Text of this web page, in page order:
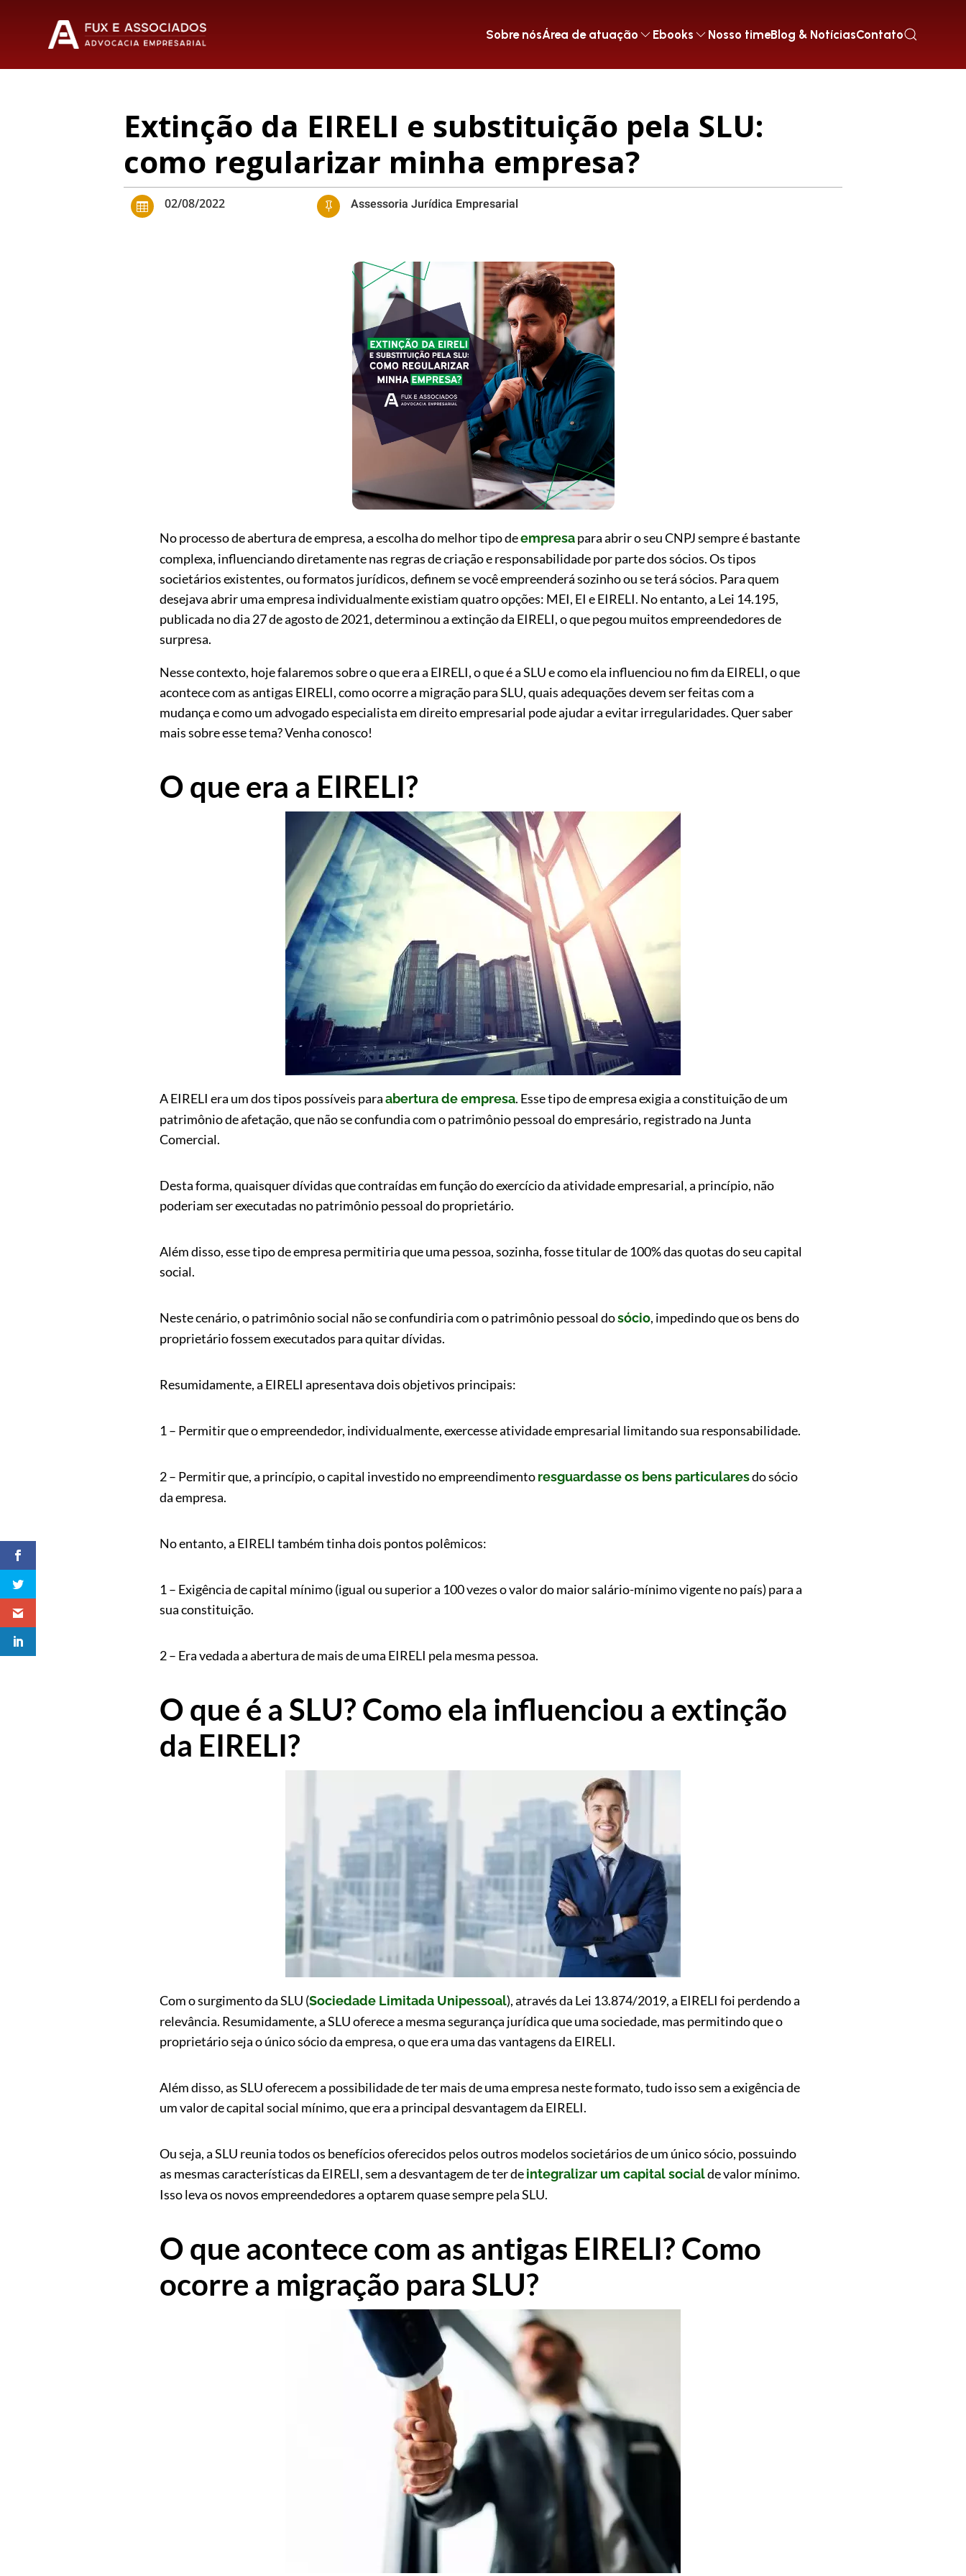
Sobre nósÁrea de atuação Ebooks Nosso timeBlog & NotíciasContato
Extinção da EIRELI e substituição pela SLU:
como regularizar minha empresa?
 02/08/2022  Assessoria Jurídica Empresarial
No processo de abertura de empresa, a escolha do melhor tipo deempresapara abrir o seu CNPJ sempre é bastante
complexa, influenciando diretamente nas regras de criação e responsabilidade por parte dos sócios. Os tipos
societários existentes, ou formatos jurídicos, definem se você empreenderá sozinho ou se terá sócios. Para quem
desejava abrir uma empresa individualmente existiam quatro opções: MEI, EI e EIRELI. No entanto, a Lei 14.195,
publicada no dia 27 de agosto de 2021, determinou a extinção da EIRELI, o que pegou muitos empreendedores de
surpresa.
Nesse contexto, hoje falaremos sobre o que era a EIRELI, o que é a SLU e como ela influenciou no fim da EIRELI, o que
acontece com as antigas EIRELI, como ocorre a migração para SLU, quais adequações devem ser feitas com a
mudança e como um advogado especialista em direito empresarial pode ajudar a evitar irregularidades. Quer saber
mais sobre esse tema? Venha conosco!
O que era a EIRELI?
A EIRELI era um dos tipos possíveis paraabertura de empresa. Esse tipo de empresa exigia a constituição de um
patrimônio de afetação, que não se confundia com o patrimônio pessoal do empresário, registrado na Junta
Comercial.
Desta forma, quaisquer dívidas que contraídas em função do exercício da atividade empresarial, a princípio, não
poderiam ser executadas no patrimônio pessoal do proprietário.
Além disso, esse tipo de empresa permitiria que uma pessoa, sozinha, fosse titular de 100% das quotas do seu capital
social.
Neste cenário, o patrimônio social não se confundiria com o patrimônio pessoal dosócio, impedindo que os bens do
proprietário fossem executados para quitar dívidas.
Resumidamente, a EIRELI apresentava dois objetivos principais:
1 – Permitir que o empreendedor, individualmente, exercesse atividade empresarial limitando sua responsabilidade.
2 – Permitir que, a princípio, o capital investido no empreendimentoresguardasse os bens particularesdo sócio
da empresa.
No entanto, a EIRELI também tinha dois pontos polêmicos:
1 – Exigência de capital mínimo (igual ou superior a 100 vezes o valor do maior salário-mínimo vigente no país) para a
sua constituição.
2 – Era vedada a abertura de mais de uma EIRELI pela mesma pessoa.
O que é a SLU? Como ela influenciou a extinção
da EIRELI?
Com o surgimento da SLU (Sociedade Limitada Unipessoal), através da Lei 13.874/2019, a EIRELI foi perdendo a
relevância. Resumidamente, a SLU oferece a mesma segurança jurídica que uma sociedade, mas permitindo que o
proprietário seja o único sócio da empresa, o que era uma das vantagens da EIRELI.
Além disso, as SLU oferecem a possibilidade de ter mais de uma empresa neste formato, tudo isso sem a exigência de
um valor de capital social mínimo, que era a principal desvantagem da EIRELI.
Ou seja, a SLU reunia todos os benefícios oferecidos pelos outros modelos societários de um único sócio, possuindo
as mesmas características da EIRELI, sem a desvantagem de ter deintegralizar um capital socialde valor mínimo.
Isso leva os novos empreendedores a optarem quase sempre pela SLU.
O que acontece com as antigas EIRELI? Como
ocorre a migração para SLU?